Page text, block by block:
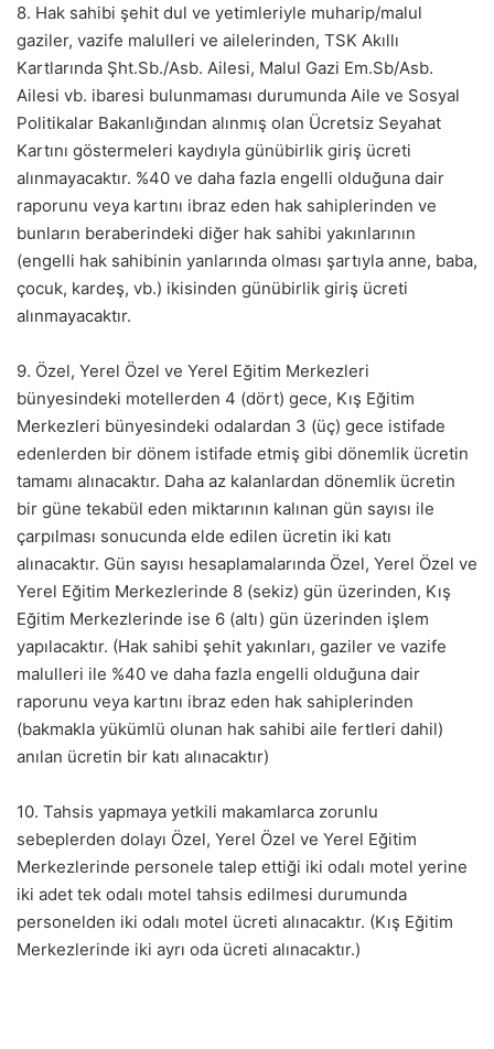
8. Hak sahibi şehit dul ve yetimleriyle muharip/malul
gaziler, vazife malulleri ve ailelerinden, TSK Akıllı
Kartlarında Şht.Sb./Asb. Ailesi, Malul Gazi Em.Sb/Asb.
Ailesi vb. ibaresi bulunmaması durumunda Aile ve Sosyal
Politikalar Bakanlığından alınmış olan Ücretsiz Seyahat
Kartını göstermeleri kaydıyla günübirlik giriş ücreti
alınmayacaktır. %40 ve daha fazla engelli olduğuna dair
raporunu veya kartını ibraz eden hak sahiplerinden ve
bunların beraberindeki diğer hak sahibi yakınlarının
(engelli hak sahibinin yanlarında olması şartıyla anne, baba,
çocuk, kardeş, vb.) ikisinden günübirlik giriş ücreti
alınmayacaktır.
9. Özel, Yerel Özel ve Yerel Eğitim Merkezleri
bünyesindeki motellerden 4 (dört) gece, Kış Eğitim
Merkezleri bünyesindeki odalardan 3 (üç) gece istifade
edenlerden bir dönem istifade etmiş gibi dönemlik ücretin
tamamı alınacaktır. Daha az kalanlardan dönemlik ücretin
bir güne tekabül eden miktarının kalınan gün sayısı ile
çarpılması sonucunda elde edilen ücretin iki katı
alınacaktır. Gün sayısı hesaplamalarında Özel, Yerel Özel ve
Yerel Eğitim Merkezlerinde 8 (sekiz) gün üzerinden, Kış
Eğitim Merkezlerinde ise 6 (altı) gün üzerinden işlem
yapılacaktır. (Hak sahibi şehit yakınları, gaziler ve vazife
malulleri ile %40 ve daha fazla engelli olduğuna dair
raporunu veya kartını ibraz eden hak sahiplerinden
(bakmakla yükümlü olunan hak sahibi aile fertleri dahil)
anılan ücretin bir katı alınacaktır)
10. Tahsis yapmaya yetkili makamlarca zorunlu
sebeplerden dolayı Özel, Yerel Özel ve Yerel Eğitim
Merkezlerinde personele talep ettiği iki odalı motel yerine
iki adet tek odalı motel tahsis edilmesi durumunda
personelden iki odalı motel ücreti alınacaktır. (Kış Eğitim
Merkezlerinde iki ayrı oda ücreti alınacaktır.)